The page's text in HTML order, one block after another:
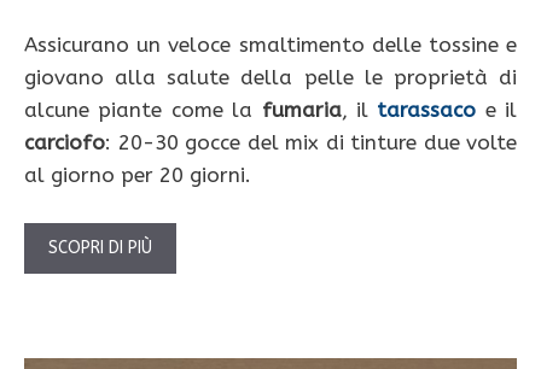
Assicurano un veloce smaltimento delle tossine e
giovano alla salute della pelle le proprietà di
alcune piante come la fumaria, il tarassaco e il
carciofo: 20-30 gocce del mix di tinture due volte
al giorno per 20 giorni.
SCOPRI DI PIÙ